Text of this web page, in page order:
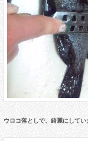
ウロコ落としで、綺麗にしてい